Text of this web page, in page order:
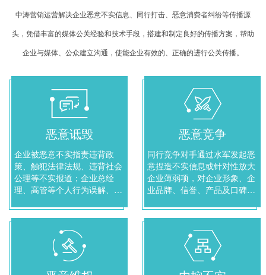
中涛营销运营解决企业恶意不实信息、同行打击、恶意消费者纠纷等传播源
头，凭借丰富的媒体公关经验和技术手段，搭建和制定良好的传播方案，帮助
企业与媒体、公众建立沟通，使能企业有效的、正确的进行公关传播。
恶意诋毁
企业被恶意不实指责违背政
策、触犯法律法规、违背社会
公理等不实报道；企业总经
理、高管等个人行为误解、误
诋毁行为。
恶意竞争
同行竞争对手通过水军发起恶
意捏造不实信息或针对性放大
企业薄弱项，对企业形象、企
业品牌、信誉、产品及口碑进